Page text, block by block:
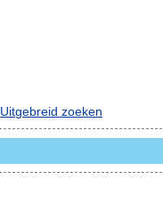
Uitgebreid zoeken